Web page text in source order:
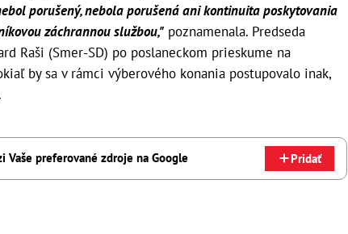
porušený, nebola porušená ani kontinuita poskytovania
záchrannou službou," poznamenala. Predseda
Raši (Smer-SD) po poslaneckom prieskume na
by sa v rámci výberového konania postupovalo inak,
Vaše preferované zdroje na Google Pridať